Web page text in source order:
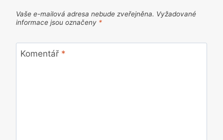
Vaše e-mailová adresa nebude zveřejněna. Vyžadované
informace jsou označeny *
Komentář *